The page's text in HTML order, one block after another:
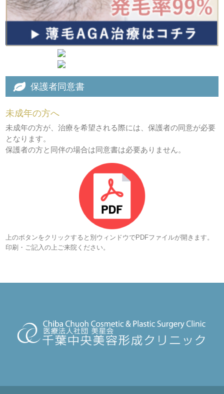
保護者同意書
未成年の方へ
未成年の方が、治療を希望される際には、保護者の同意が必要
となります。
保護者の方と同伴の場合は同意書は必要ありません。
上のボタンをクリックすると別ウィンドウでPDFファイルが開きます。
印刷・ご記入の上ご来院ください。